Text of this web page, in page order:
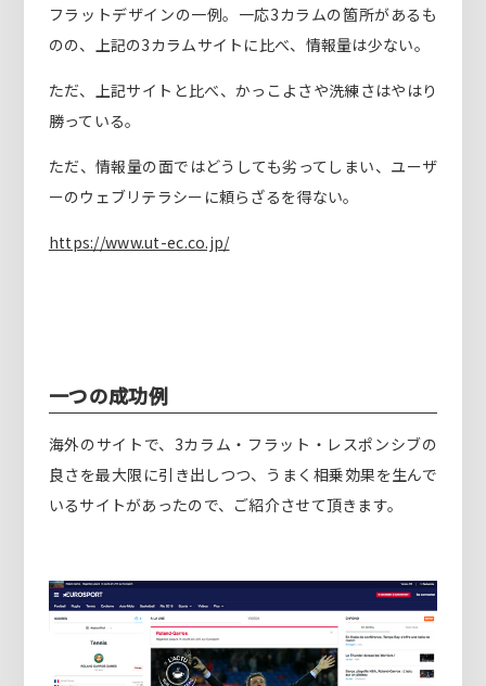
フラットデザインの一例。一応3カラムの箇所があるも
のの、上記の3カラムサイトに比べ、情報量は少ない。
ただ、上記サイトと比べ、かっこよさや洗練さはやはり
勝っている。
ただ、情報量の面ではどうしても劣ってしまい、ユーザ
ーのウェブリテラシーに頼らざるを得ない。
https://www.ut-ec.co.jp/
一つの成功例
海外のサイトで、3カラム・フラット・レスポンシブの
良さを最大限に引き出しつつ、うまく相乗効果を生んで
いるサイトがあったので、ご紹介させて頂きます。